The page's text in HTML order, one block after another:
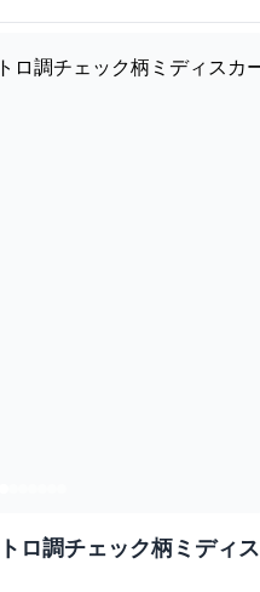
ロ調チェック柄ミディス